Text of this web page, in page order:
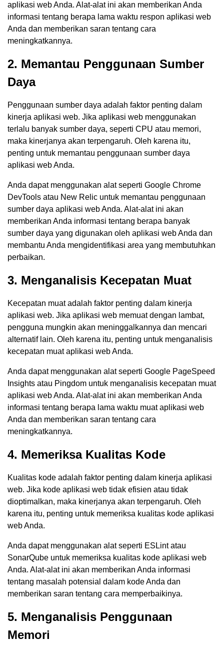
aplikasi web Anda. Alat-alat ini akan memberikan Anda
informasi tentang berapa lama waktu respon aplikasi web
Anda dan memberikan saran tentang cara
meningkatkannya.
2. Memantau Penggunaan Sumber
Daya
Penggunaan sumber daya adalah faktor penting dalam
kinerja aplikasi web. Jika aplikasi web menggunakan
terlalu banyak sumber daya, seperti CPU atau memori,
maka kinerjanya akan terpengaruh. Oleh karena itu,
penting untuk memantau penggunaan sumber daya
aplikasi web Anda.
Anda dapat menggunakan alat seperti Google Chrome
DevTools atau New Relic untuk memantau penggunaan
sumber daya aplikasi web Anda. Alat-alat ini akan
memberikan Anda informasi tentang berapa banyak
sumber daya yang digunakan oleh aplikasi web Anda dan
membantu Anda mengidentifikasi area yang membutuhkan
perbaikan.
3. Menganalisis Kecepatan Muat
Kecepatan muat adalah faktor penting dalam kinerja
aplikasi web. Jika aplikasi web memuat dengan lambat,
pengguna mungkin akan meninggalkannya dan mencari
alternatif lain. Oleh karena itu, penting untuk menganalisis
kecepatan muat aplikasi web Anda.
Anda dapat menggunakan alat seperti Google PageSpeed
Insights atau Pingdom untuk menganalisis kecepatan muat
aplikasi web Anda. Alat-alat ini akan memberikan Anda
informasi tentang berapa lama waktu muat aplikasi web
Anda dan memberikan saran tentang cara
meningkatkannya.
4. Memeriksa Kualitas Kode
Kualitas kode adalah faktor penting dalam kinerja aplikasi
web. Jika kode aplikasi web tidak efisien atau tidak
dioptimalkan, maka kinerjanya akan terpengaruh. Oleh
karena itu, penting untuk memeriksa kualitas kode aplikasi
web Anda.
Anda dapat menggunakan alat seperti ESLint atau
SonarQube untuk memeriksa kualitas kode aplikasi web
Anda. Alat-alat ini akan memberikan Anda informasi
tentang masalah potensial dalam kode Anda dan
memberikan saran tentang cara memperbaikinya.
5. Menganalisis Penggunaan
Memori